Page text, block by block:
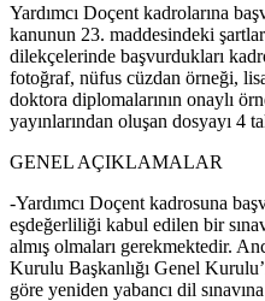
Yardımcı Doçent kadrolarına
kanunun 23. maddesindeki
dilekçelerinde başvurdukları
fotoğraf, nüfus cüzdan örneği,
doktora diplomalarının onaylı
yayınlarından oluşan dosyayı 4
GENEL AÇIKLAMALAR
-Yardımcı Doçent kadrosuna
eşdeğerliliği kabul edilen bir
almış olmaları gerekmektedir.
Kurulu Başkanlığı Genel
göre yeniden yabancı dil